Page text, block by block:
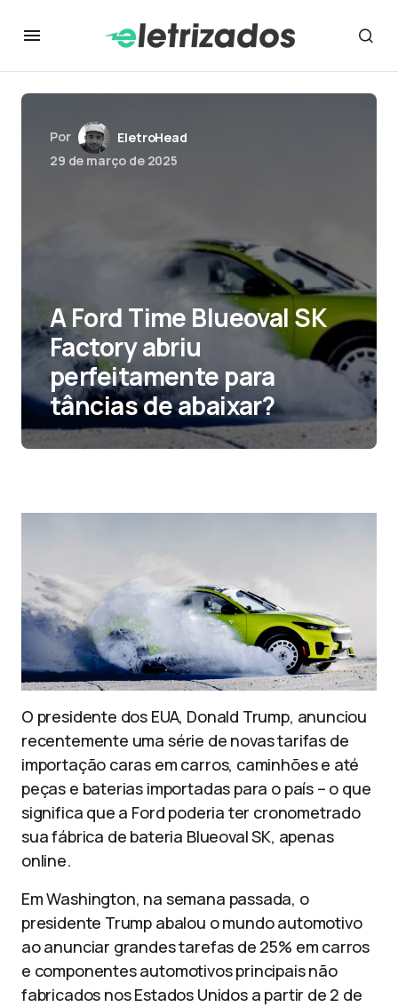
Por
EletroHead
29 de março de 2025
A Ford Time Blueoval SK
Factory abriu
perfeitamente para
tâncias de abaixar?
O presidente dos EUA, Donald Trump, anunciou
recentemente uma série de novas tarifas de
importação caras em carros, caminhões e até
peças e baterias importadas para o país – o que
significa que a Ford poderia ter cronometrado
sua fábrica de bateria Blueoval SK, apenas
online.
Em Washington, na semana passada, o
presidente Trump abalou o mundo automotivo
ao anunciar grandes tarefas de 25% em carros
e componentes automotivos principais não
fabricados nos Estados Unidos a partir de 2 de